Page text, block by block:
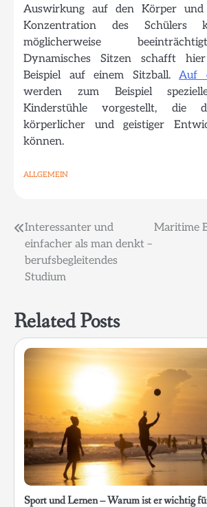
Auswirkung auf den Körper
Konzentration des Schülers
möglicherweise
Dynamisches Sitzen schafft
Beispiel auf einem Sitzball. Auf
werden zum Beispiel
Kinderstühle vorgestellt, die
körperlicher und geistiger
können.
ALLGEMEIN
Beitragsnavigation
Interessanter und
einfacher als man denkt –
berufsbegleitendes
Studium
Maritime
Related Posts
Sport und Lernen – Warum ist er wichtig